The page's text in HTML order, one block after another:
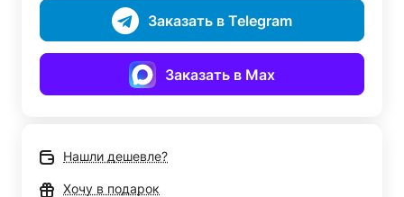
Заказать в Telegram
Заказать в Max
Нашли дешевле?
Хочу в подарок